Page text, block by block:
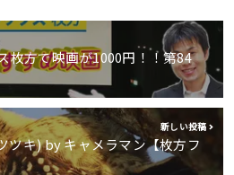
枚方で映画が1000円！！第84
新しい投稿
ツキ) by キャメラマン【枚方フ